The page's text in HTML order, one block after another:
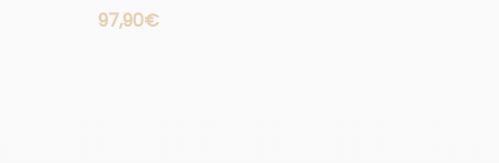
97,90€